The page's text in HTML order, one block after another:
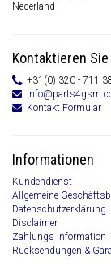
Nederland
Kontaktieren
+31(0) 320 - 711
Kontakt Formular
Informationen
Kundendienst
Allgemeine
Datenschutzerklärung
Disclaimer
Zahlungs Information
Rücksendungen &